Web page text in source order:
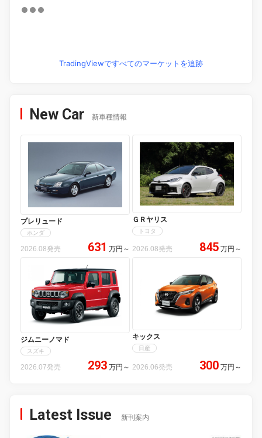
TradingViewですべてのマーケットを追跡
New Car 新車種情報
プレリュード
ホンダ
2026.08発売 631 万円 ～
ＧＲヤリス
トヨタ
2026.08発売 845 万円 ～
ジムニーノマド
スズキ
2026.07発売 293 万円 ～
キックス
日産
2026.06発売 300 万円 ～
Latest Issue 新刊案内